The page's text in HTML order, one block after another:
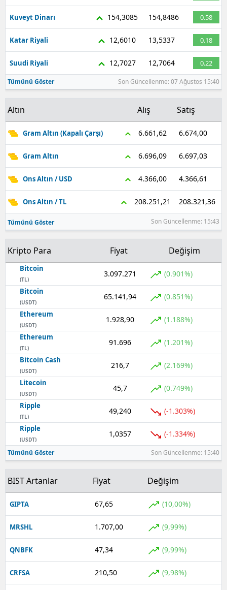
Kuveyt Dinarı 154,3085 154,8486 0.58
Katar Riyali 12,6010 13,5337 0.18
Suudi Riyali 12,7027 12,7064 0.22
Tümünü Göster Son Güncellenme: 07 Ağustos 15:40
Altın Alış Satış
Gram Altın (Kapalı Çarşı) 6.661,62 6.674,00
Gram Altın 6.696,09 6.697,03
Ons Altın / USD 4.366,00 4.366,61
Ons Altın / TL 208.251,21 208.321,36
Tümünü Göster Son Güncellenme: 15:43
Kripto Para Fiyat Değişim
Bitcoin
(TL)
3.097.271 (0.901%)
Bitcoin
(USDT)
65.141,94 (0.851%)
Ethereum
(USDT)
1.928,90 (1.188%)
Ethereum
(TL)
91.696 (1.201%)
Bitcoin Cash
(USDT)
216,7 (2.169%)
Litecoin
(USDT)
45,7 (0.749%)
Ripple
(TL)
49,240 (-1.303%)
Ripple
(USDT)
1,0357 (-1.334%)
Tümünü Göster Son Güncellenme: 15:40
BIST Artanlar Fiyat Değişim
GIPTA 67,65 (10,00%)
MRSHL 1.707,00 (9,99%)
QNBFK 47,34 (9,99%)
CRFSA 210,50 (9,98%)